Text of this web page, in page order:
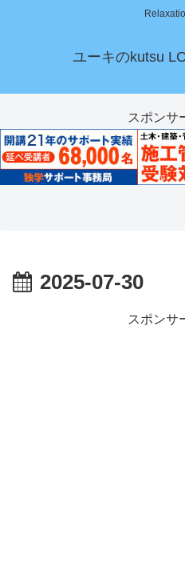
ユーキのkutsu
スポンサ
2025-07-30
スポンサ